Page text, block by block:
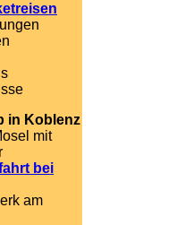
in Koblenz
mit
bei
am